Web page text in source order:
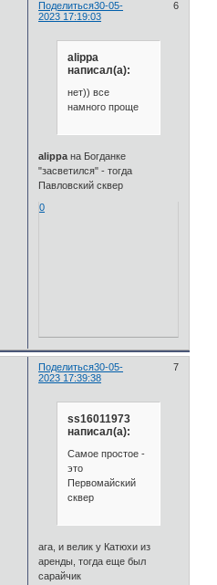
Поделиться 6
30-05-
2023 17:19:03
alippa
написал(а):
нет)) все
намного проще
alippa на Богданке
"засветился" - тогда
Павловский сквер
0
Поделиться 7
30-05-
2023 17:39:38
ss16011973
написал(а):
Самое простое -
это
Первомайский
сквер
ага, и велик у Катюхи из
аренды, тогда еще был
сарайчик